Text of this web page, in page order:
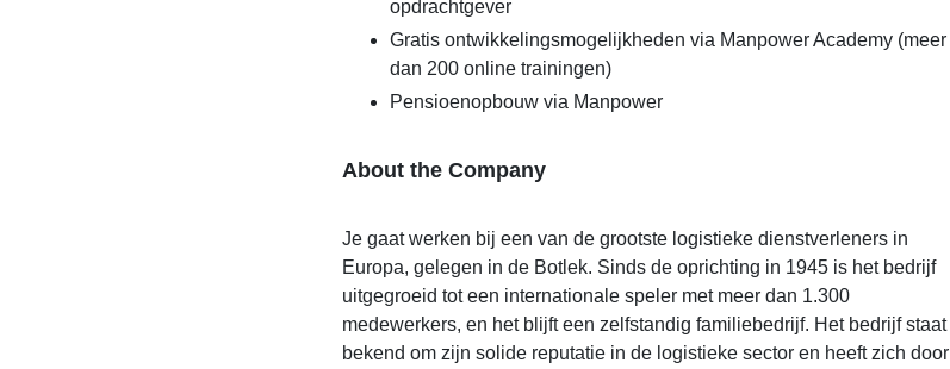
opdrachtgever
Gratis ontwikkelingsmogelijkheden via Manpower Academy (meer
dan 200 online trainingen)
Pensioenopbouw via Manpower
About the Company
Je gaat werken bij een van de grootste logistieke dienstverleners in
Europa, gelegen in de Botlek. Sinds de oprichting in 1945 is het bedrijf
uitgegroeid tot een internationale speler met meer dan 1.300
medewerkers, en het blijft een zelfstandig familiebedrijf. Het bedrijf staat
bekend om zijn solide reputatie in de logistieke sector en heeft zich door